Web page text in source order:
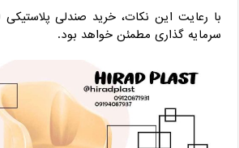
سرمایه‌ گذاری مطمئن خواهد بود.